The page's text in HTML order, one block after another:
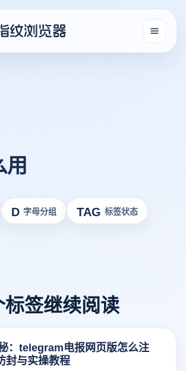
用
D 字母分组 TAG 标签状态
签继续阅读
：telegram电报网页版怎么注
封与实操教程